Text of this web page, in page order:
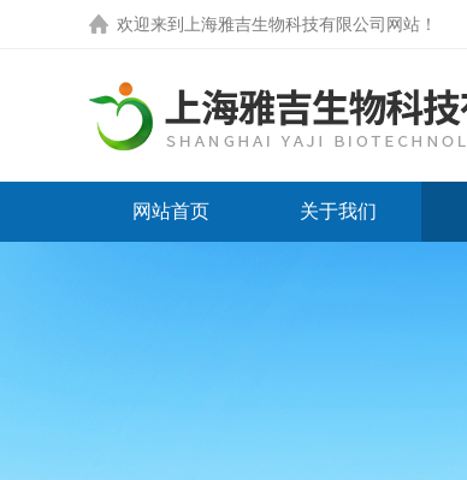
欢迎来到 上海雅吉生物科技有限公司网站 ！
网站首页 关于我们